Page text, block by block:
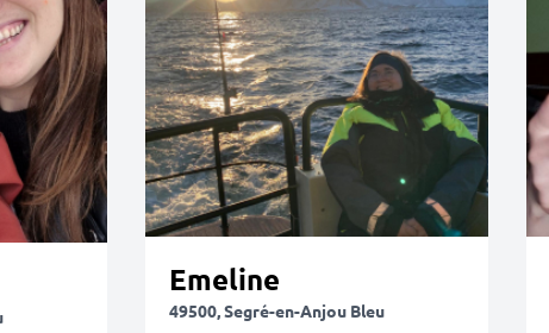
Emeline
49500, Segré-en-Anjou Bleu